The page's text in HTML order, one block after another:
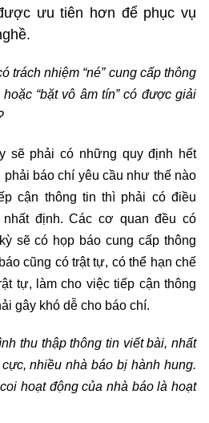
ưu tiên hơn để phục vụ
trách nhiệm “né” cung cấp thông
“bặt vô âm tín” có được giải
sẽ phải có những quy định hết
báo chí yêu cầu như thế nào
cận thông tin thì phải có điều
nhất định. Các cơ quan đều có
sẽ có họp báo cung cấp thông
cũng có trật tự, có thể hạn chế
tự, làm cho việc tiếp cận thông
gây khó dễ cho báo chí.
thu thập thông tin viết bài, nhất
nhiều nhà báo bị hành hung.
hoạt động của nhà báo là hoạt